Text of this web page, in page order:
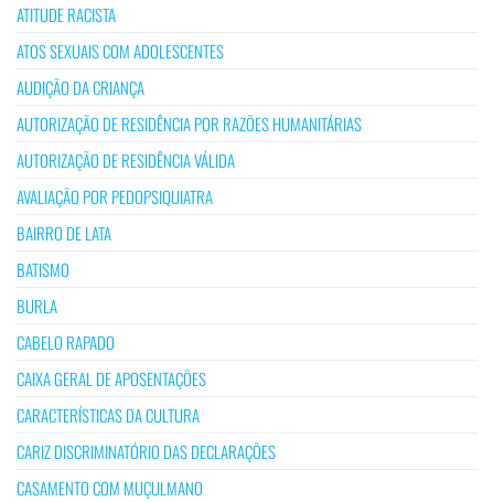
ATITUDE RACISTA
ATOS SEXUAIS COM ADOLESCENTES
AUDIÇÃO DA CRIANÇA
AUTORIZAÇÃO DE RESIDÊNCIA POR RAZÕES HUMANITÁRIAS
AUTORIZAÇÃO DE RESIDÊNCIA VÁLIDA
AVALIAÇÃO POR PEDOPSIQUIATRA
BAIRRO DE LATA
BATISMO
BURLA
CABELO RAPADO
CAIXA GERAL DE APOSENTAÇÕES
CARACTERÍSTICAS DA CULTURA
CARIZ DISCRIMINATÓRIO DAS DECLARAÇÕES
CASAMENTO COM MUÇULMANO